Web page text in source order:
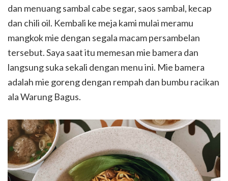
dan menuang sambal cabe segar, saos sambal, kecap
dan chili oil. Kembali ke meja kami mulai meramu
mangkok mie dengan segala macam persambelan
tersebut. Saya saat itu memesan mie bamera dan
langsung suka sekali dengan menu ini. Mie bamera
adalah mie goreng dengan rempah dan bumbu racikan
ala Warung Bagus.